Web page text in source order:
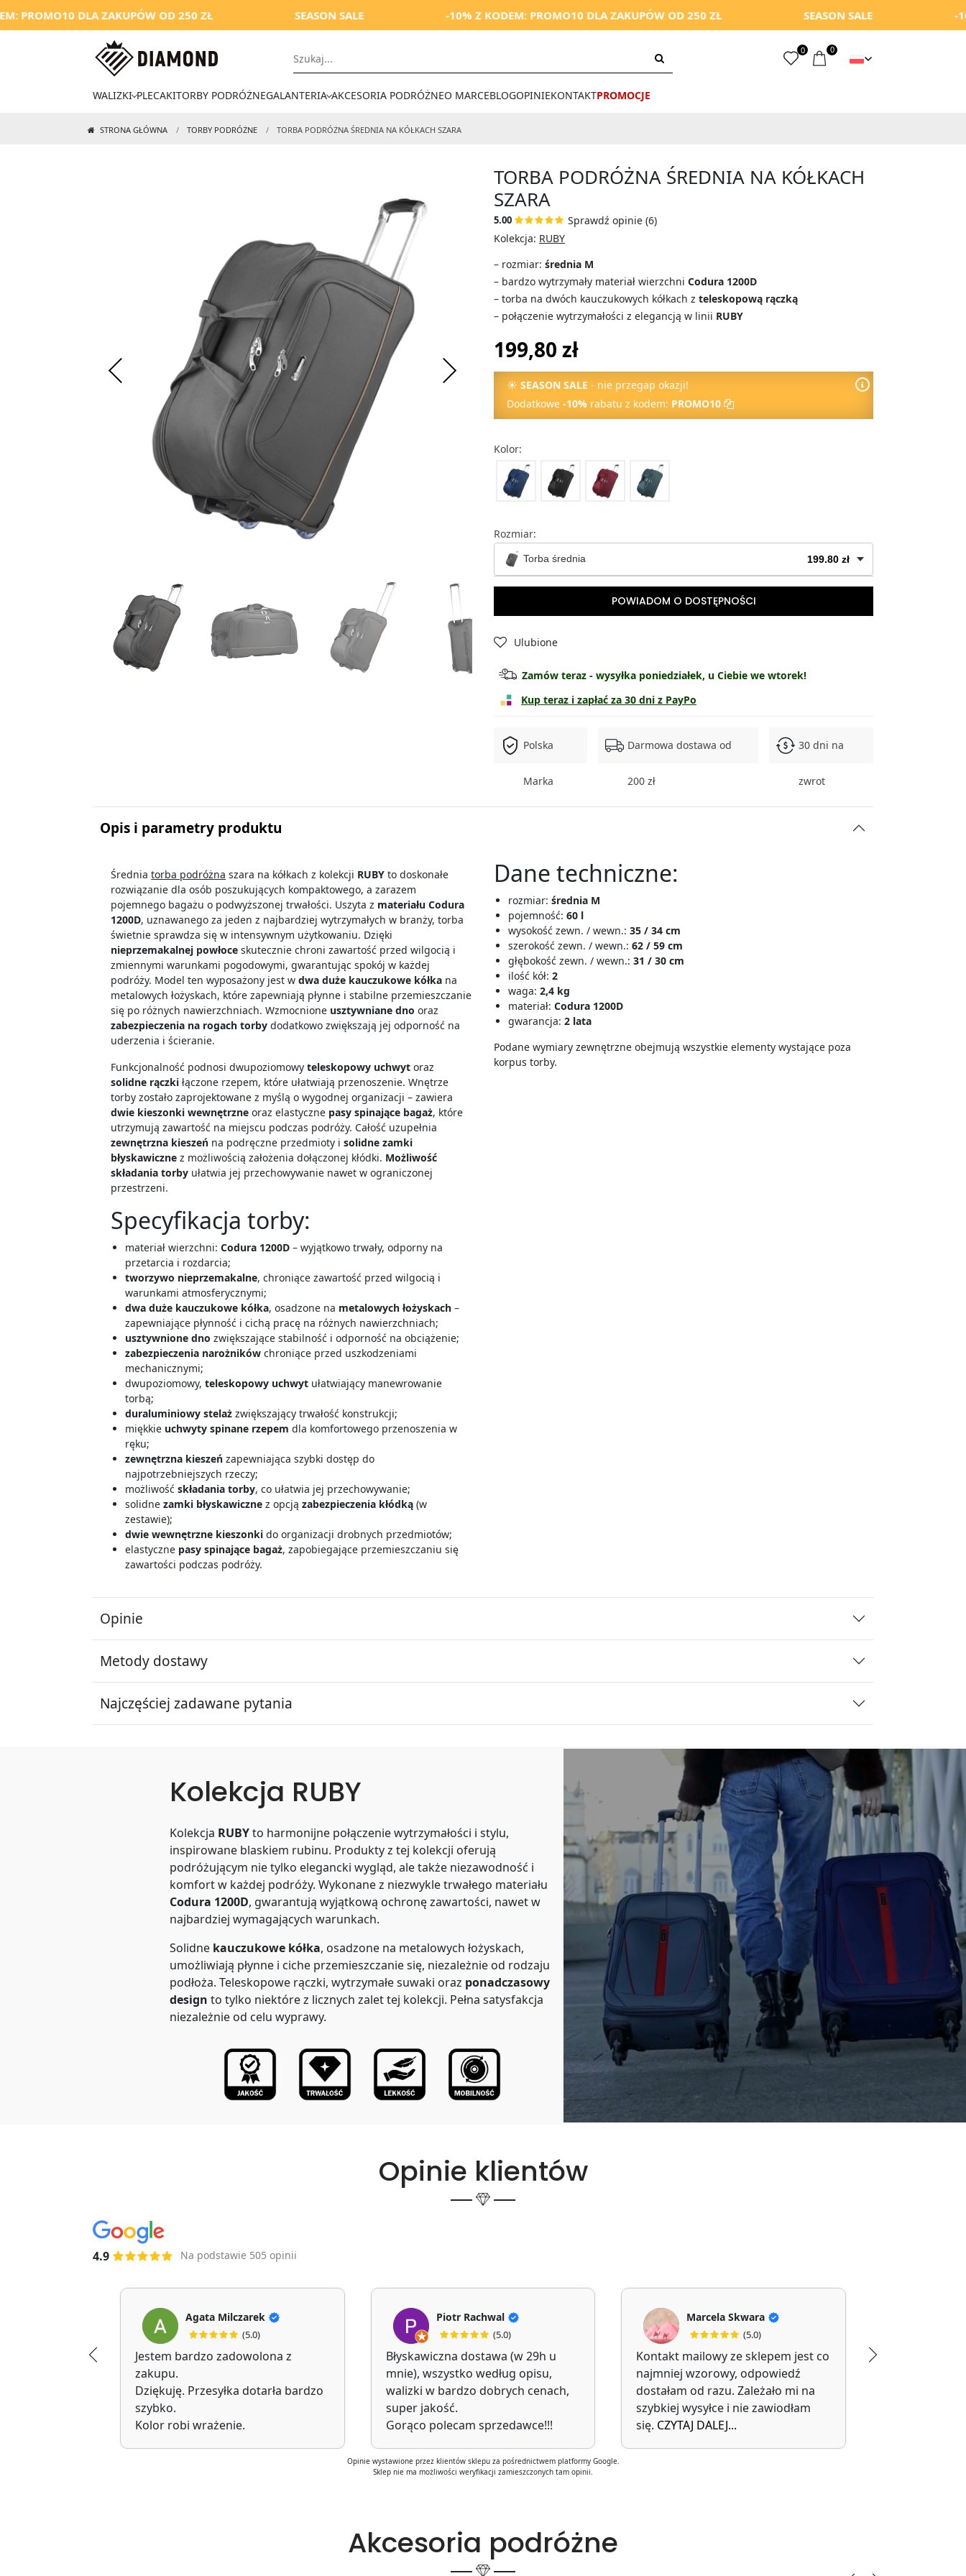
DLA ZAKUPÓW OD 250 ZŁ SEASON SALE -10% Z KODEM: PROMO10 DLA ZAKUPÓW OD 250 ZŁ SEASON SALE -10% Z
0 0
WALIZKI PLECAKITORBY PODRÓŻNEGALANTERIA AKCESORIA PODRÓŻNEO MARCEBLOGOPINIEKONTAKTPROMOCJE
STRONA GŁÓWNA TORBY PODRÓŻNE TORBA PODRÓŻNA ŚREDNIA NA KÓŁKACH SZARA
TORBA PODRÓŻNA ŚREDNIA NA KÓŁKACH
SZARA
5.00
Sprawdź opinie (6)
Kolekcja: RUBY
– rozmiar: średnia M
– bardzo wytrzymały materiał wierzchni Codura 1200D
– torba na dwóch kauczukowych kółkach z teleskopową rączką
– połączenie wytrzymałości z elegancją w linii RUBY
199,80 zł
☀ SEASON SALE - nie przegap okazji!
Dodatkowe -10% rabatu z kodem: PROMO10
Kolor:
Rozmiar:
Torba średnia 199.80 zł
POWIADOM O DOSTĘPNOŚCI
Ulubione
Zamów teraz - wysyłka poniedziałek, u Ciebie we wtorek!
Kup teraz i zapłać za 30 dni z PayPo
Polska
Marka
Darmowa dostawa od
200 zł
30 dni na
zwrot
Opis i parametry produktu
Średniatorba podróżna szara na kółkach z kolekcji RUBY to doskonałe
rozwiązanie dla osób poszukujących kompaktowego, a zarazem
pojemnego bagażu o podwyższonej trwałości. Uszyta z materiału Codura
1200D, uznawanego za jeden z najbardziej wytrzymałych w branży, torba
świetnie sprawdza się w intensywnym użytkowaniu. Dzięki
nieprzemakalnej powłoce skutecznie chroni zawartość przed wilgocią i
zmiennymi warunkami pogodowymi, gwarantując spokój w każdej
podróży. Model ten wyposażony jest wdwa duże kauczukowe kółka na
metalowych łożyskach, które zapewniają płynne i stabilne przemieszczanie
się po różnych nawierzchniach. Wzmocnione usztywniane dno oraz
zabezpieczenia na rogach torby dodatkowo zwiększają jej odporność na
uderzenia i ścieranie.
Funkcjonalność podnosi dwupoziomowy teleskopowy uchwyt oraz
solidne rączkiłączone rzepem, które ułatwiają przenoszenie. Wnętrze
torby zostało zaprojektowane z myślą o wygodnej organizacji – zawiera
dwie kieszonki wewnętrzne oraz elastyczne pasy spinające bagaż, które
utrzymują zawartość na miejscu podczas podróży. Całość uzupełnia
zewnętrzna kieszeń na podręczne przedmioty isolidne zamki
błyskawiczne z możliwością założenia dołączonej kłódki. Możliwość
składania torby ułatwia jej przechowywanie nawet w ograniczonej
przestrzeni.
Specyfikacja torby:
materiał wierzchni:Codura 1200D – wyjątkowo trwały, odporny na
przetarcia i rozdarcia;
tworzywo nieprzemakalne, chroniące zawartość przed wilgocią i
warunkami atmosferycznymi;
dwa duże kauczukowe kółka, osadzone na metalowych łożyskach –
zapewniające płynność i cichą pracę na różnych nawierzchniach;
usztywnione dno zwiększające stabilność i odporność na obciążenie;
zabezpieczenia narożników chroniące przed uszkodzeniami
mechanicznymi;
dwupoziomowy,teleskopowy uchwyt ułatwiający manewrowanie
torbą;
duraluminiowy stelaż zwiększający trwałość konstrukcji;
miękkie uchwyty spinane rzepem dla komfortowego przenoszenia w
ręku;
zewnętrzna kieszeń zapewniająca szybki dostęp do
najpotrzebniejszych rzeczy;
możliwośćskładania torby, co ułatwia jej przechowywanie;
solidne zamki błyskawiczne z opcjązabezpieczenia kłódką (w
zestawie);
dwie wewnętrzne kieszonki do organizacji drobnych przedmiotów;
elastyczne pasy spinające bagaż, zapobiegające przemieszczaniu się
zawartości podczas podróży.
Dane techniczne:
rozmiar: średnia M
pojemność: 60 l
wysokość zewn. / wewn.: 35 / 34 cm
szerokość zewn. / wewn.: 62 / 59 cm
głębokość zewn. / wewn.: 31 / 30 cm
ilość kół: 2
waga: 2,4 kg
materiał: Codura 1200D
gwarancja: 2 lata
Podane wymiary zewnętrzne obejmują wszystkie elementy wystające poza
korpus torby.
Opinie
Metody dostawy
Najczęściej zadawane pytania
Kolekcja RUBY
Kolekcja RUBYto harmonijne połączenie wytrzymałości i stylu,
inspirowane blaskiem rubinu. Produkty z tej kolekcji oferują
podróżującym nie tylko elegancki wygląd, ale także niezawodność i
komfort w każdej podróży. Wykonane z niezwykle trwałego materiału
Codura 1200D, gwarantują wyjątkową ochronę zawartości, nawet w
najbardziej wymagających warunkach.
Solidne kauczukowe kółka, osadzone na metalowych łożyskach,
umożliwiają płynne i ciche przemieszczanie się, niezależnie od rodzaju
podłoża. Teleskopowe rączki, wytrzymałe suwaki oraz ponadczasowy
design to tylko niektóre z licznych zalet tej kolekcji. Pełna satysfakcja
niezależnie od celu wyprawy.
Opinie klientów
4.9 Na podstawie 505 opinii
Agata Milczarek
(5.0)
Jestem bardzo zadowolona z
zakupu.
Dziękuję. Przesyłka dotarła bardzo
szybko.
Kolor robi wrażenie.
Piotr Rachwal
(5.0)
Błyskawiczna dostawa (w 29h u
mnie), wszystko według opisu,
walizki w bardzo dobrych cenach,
super jakość.
Gorąco polecam sprzedawce!!!
Marcela Skwara
(5.0)
Kontakt mailowy ze sklepem jest co
najmniej wzorowy, odpowiedź
dostałam od razu. Zależało mi na
szybkiej wysyłce i nie zawiodłam
się. CZYTAJ DALEJ...
Opinie wystawione przez klientów sklepu za pośrednictwem platformy Google.
Sklep nie ma możliwości weryfikacji zamieszczonych tam opinii.
Akcesoria podróżne